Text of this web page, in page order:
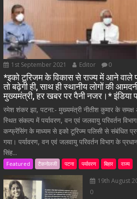
1st September 2021 Editor 0
*इको टूरिजम के विकास से राज्य में आने वाले
तो बढ़ेगी ही, साथ ही स्थानीय लोगों की
मुख्यमंत्री, हर खबर पर पैनी नजर।* इंडिया
रमेश शंकर झा, पटना:- मुख्यमंत्री नीतीश कुमार के
स्थित संकल्प में पर्यावरण, वन एवं जलवायु परिवर्तन विभाग
कन्फ्रेंसिंग के माध्यम से इको टूरिज्म पलिसी से संबंधित
गया। पर्यावरण, वन एवं जलवायु परिवर्तन विभाग के
सिंह...
Featured टैकनोलजी पटना पर्यावरण बिहार राज्य
19th August
0